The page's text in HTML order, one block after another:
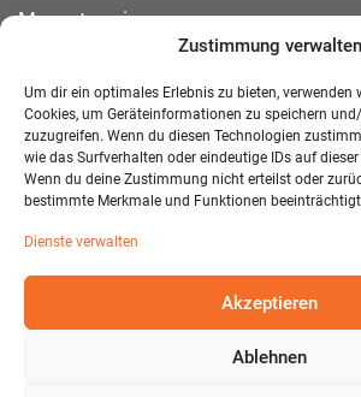
Zustimmung verwalten
Um dir ein optimales Erlebnis zu bieten, verwenden
Cookies, um Geräteinformationen zu speichern
zuzugreifen. Wenn du diesen Technologien
wie das Surfverhalten oder eindeutige IDs auf
Wenn du deine Zustimmung nicht erteilst oder
bestimmte Merkmale und Funktionen
Dienste verwalten
Akzeptieren
Ablehnen
Messetermine
Downloads
Wandelemente
Über uns
Impressum
Datenschutzerklärung
© 2026 T-EXO GmbH Mietmöbel - Alle